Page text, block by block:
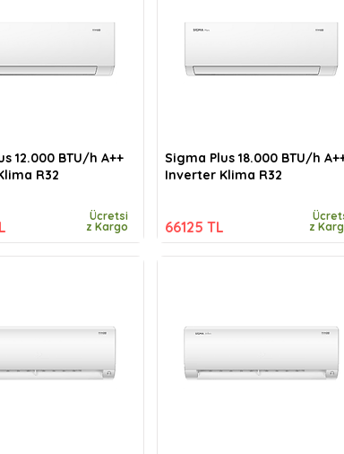
12.000 BTU/h A++
R32
Ücretsi
z Kargo
Sigma Plus 18.000 BTU/h
Inverter Klima R32
66125 TL
z